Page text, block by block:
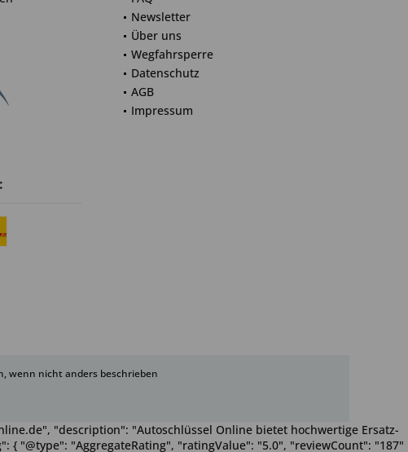
Newsletter
Über uns
Wegfahrsperre
Datenschutz
AGB
Impressum
wenn nicht anders beschrieben
"description": "Autoschlüssel Online bietet hochwertige Ersatz-
{ "@type": "AggregateRating", "ratingValue": "5.0", "reviewCount": "187"